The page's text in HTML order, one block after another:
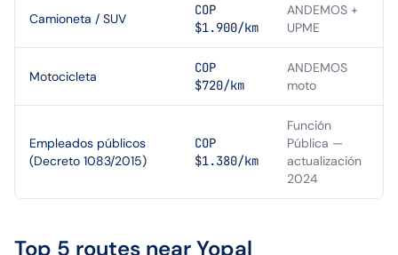
Camioneta / SUV
COP
$1.900/km
ANDEMOS +
UPME
Motocicleta
COP
$720/km
ANDEMOS
moto
Empleados públicos
(Decreto 1083/2015)
COP
$1.380/km
Función
Pública —
actualización
2024
Top 5 routes nearYopal